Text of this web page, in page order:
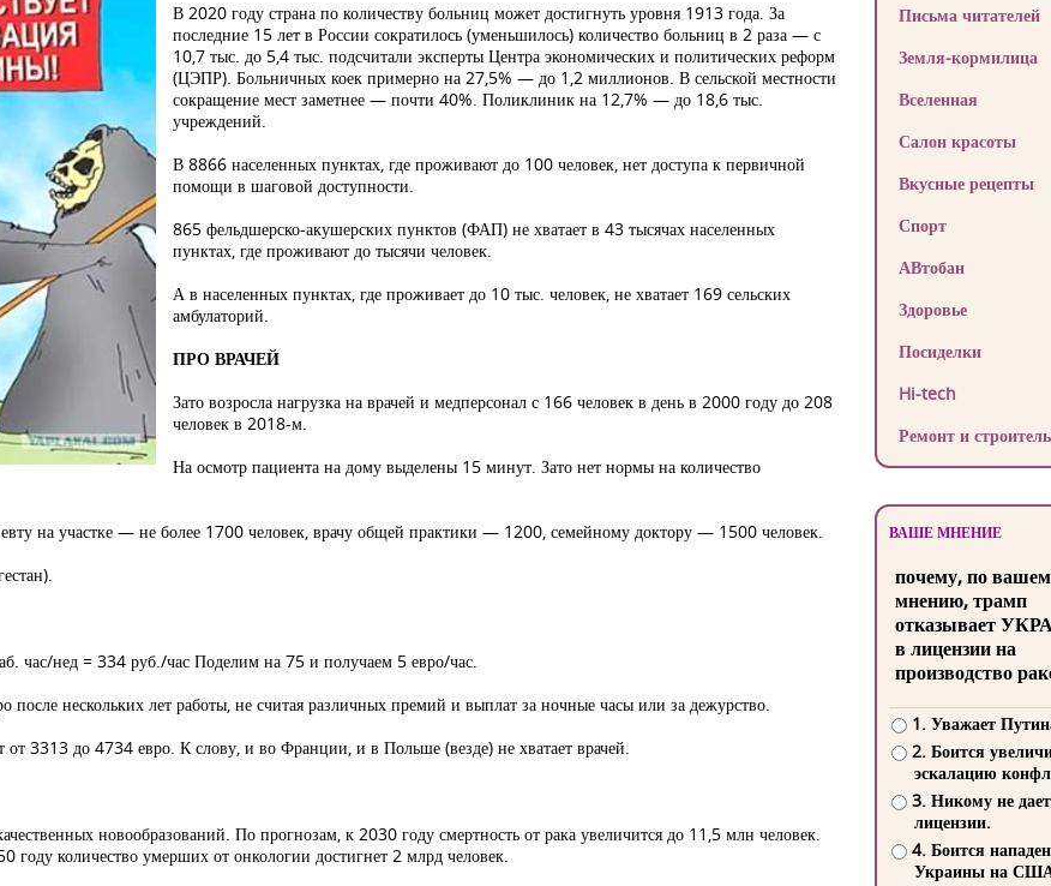
В 2020 году страна по количеству больниц может достигнуть уровня 1913 года. За
последние 15 лет в России сократилось (уменьшилось) количество больниц в 2 раза — с
10,7 тыс. до 5,4 тыс. подсчитали эксперты Центра экономических и политических реформ
(ЦЭПР). Больничных коек примерно на 27,5% — до 1,2 миллионов. В сельской местности
сокращение мест заметнее — почти 40%. Поликлиник на 12,7% — до 18,6 тыс.
учреждений.
В 8866 населенных пунктах, где проживают до 100 человек, нет доступа к первичной
помощи в шаговой доступности.
865 фельдшерско-акушерских пунктов (ФАП) не хватает в 43 тысячах населенных
пунктах, где проживают до тысячи человек.
А в населенных пунктах, где проживает до 10 тыс. человек, не хватает 169 сельских
амбулаторий.
ПРО ВРАЧЕЙ
Зато возросла нагрузка на врачей и медперсонал с 166 человек в день в 2000 году до 208
человек в 2018-м.
На осмотр пациента на дому выделены 15 минут. Зато нет нормы на количество
на участке — не более 1700 человек, врачу общей практики — 1200, семейному доктору — 1500 человек.
час/нед = 334 руб./час Поделим на 75 и получаем 5 евро/час.
нескольких лет работы, не считая различных премий и выплат за ночные часы или за дежурство.
3313 до 4734 евро. К слову, и во Франции, и в Польше (везде) не хватает врачей.
новообразований. По прогнозам, к 2030 году смертность от рака увеличится до 11,5 млн человек.
году количество умерших от онкологии достигнет 2 млрд человек.
Письма читателей
Земля-кормилица
Вселенная
Салон красоты
Вкусные рецепты
Спорт
АВтобан
Здоровье
Посиделки
Hi-tech
Ремонт и
ВАШЕ МНЕНИЕ
почему, по
мнению, трамп
отказывает
в лицензии на
производство
1. Уважает
2. Боится
эскалацию
3. Никому не
лицензии.
4. Боится
Украины на